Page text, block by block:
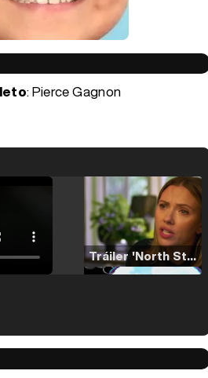
: Pierce Gagnon
Tráiler 'North Star' (2023)
Tráiler en español de 'La isla olvidada'